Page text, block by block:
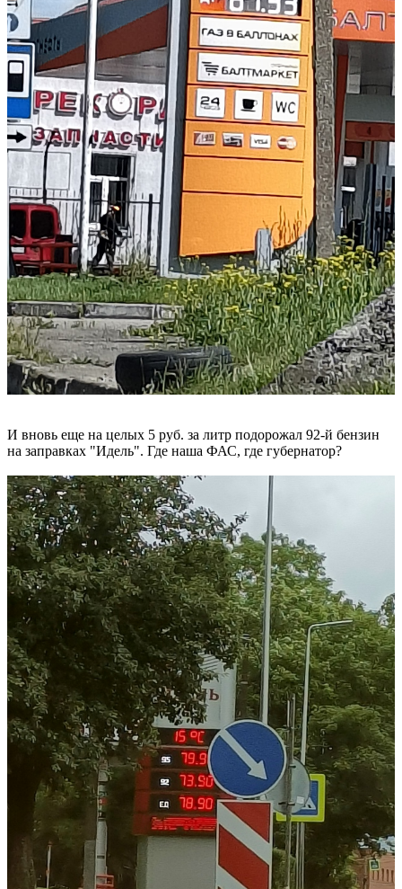
И вновь еще на целых 5 руб. за литр подорожал 92-й бензин
на заправках "Идель". Где наша ФАС, где губернатор?